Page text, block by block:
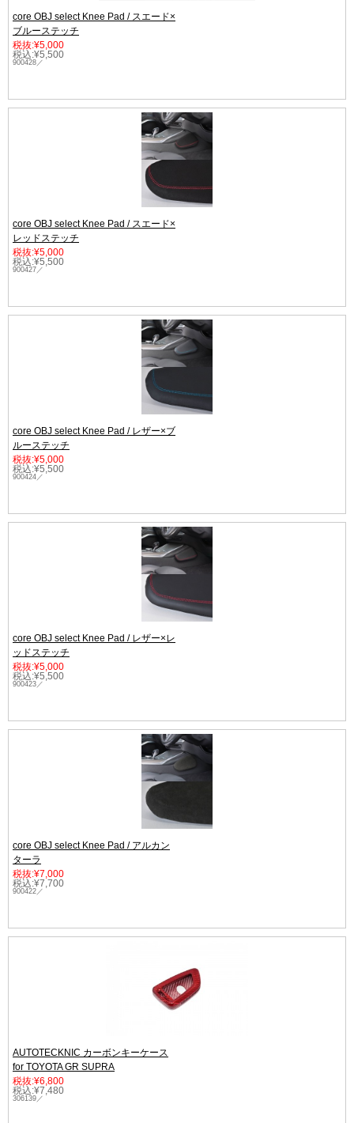
core OBJ select Knee Pad / スエード×
ブルーステッチ
税抜:¥5,000
税込:¥5,500
900428／
core OBJ select Knee Pad / スエード×
レッドステッチ
税抜:¥5,000
税込:¥5,500
900427／
core OBJ select Knee Pad / レザー×ブ
ルーステッチ
税抜:¥5,000
税込:¥5,500
900424／
core OBJ select Knee Pad / レザー×レ
ッドステッチ
税抜:¥5,000
税込:¥5,500
900423／
core OBJ select Knee Pad / アルカン
ターラ
税抜:¥7,000
税込:¥7,700
900422／
AUTOTECKNIC カーボンキーケース
for TOYOTA GR SUPRA
税抜:¥6,800
税込:¥7,480
306139／